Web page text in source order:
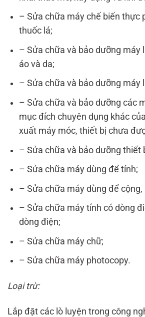
– Sửa chữa máy chế biến thực
thuốc lá;
– Sửa chữa và bảo dưỡng máy
áo và da;
– Sửa chữa và bảo dưỡng máy
– Sửa chữa và bảo dưỡng các
mục đích chuyên dụng khác
xuất máy móc, thiết bị chưa
– Sửa chữa và bảo dưỡng thiết
– Sửa chữa máy dùng để tính;
– Sửa chữa máy dùng để
– Sửa chữa máy tính có dòng
dòng điện;
– Sửa chữa máy chữ;
– Sửa chữa máy photocopy.
Loại trừ:
Lắp đặt các lò luyện trong công